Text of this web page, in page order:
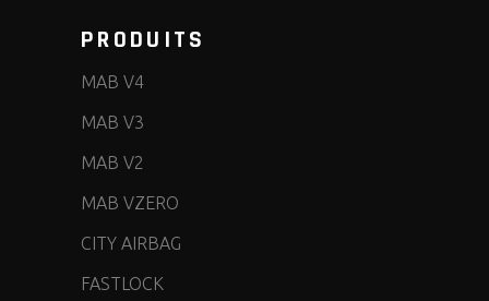
PRODUITS
MAB V4
MAB V3
MAB V2
MAB VZERO
CITY AIRBAG
FASTLOCK